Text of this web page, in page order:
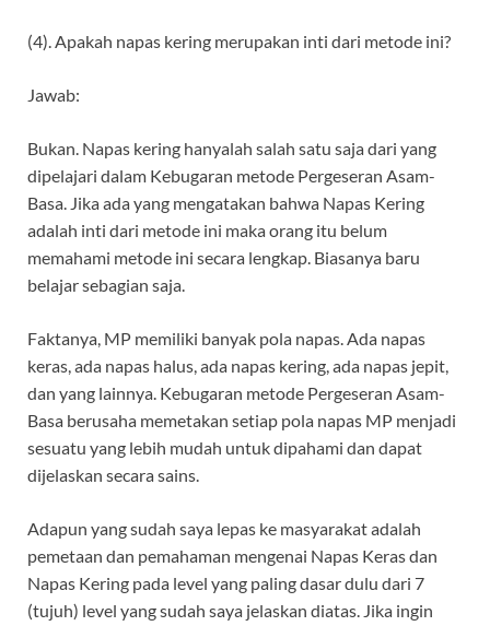
(4). Apakah napas kering merupakan inti dari metode ini?
Jawab:
Bukan. Napas kering hanyalah salah satu saja dari yang
dipelajari dalam Kebugaran metode Pergeseran Asam-
Basa. Jika ada yang mengatakan bahwa Napas Kering
adalah inti dari metode ini maka orang itu belum
memahami metode ini secara lengkap. Biasanya baru
belajar sebagian saja.
Faktanya, MP memiliki banyak pola napas. Ada napas
keras, ada napas halus, ada napas kering, ada napas jepit,
dan yang lainnya. Kebugaran metode Pergeseran Asam-
Basa berusaha memetakan setiap pola napas MP menjadi
sesuatu yang lebih mudah untuk dipahami dan dapat
dijelaskan secara sains.
Adapun yang sudah saya lepas ke masyarakat adalah
pemetaan dan pemahaman mengenai Napas Keras dan
Napas Kering pada level yang paling dasar dulu dari 7
(tujuh) level yang sudah saya jelaskan diatas. Jika ingin